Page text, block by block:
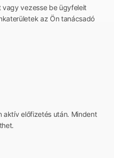
vagy vezesse be ügyfeleit
az Ön tanácsadó
aktív előfizetés után. Mindent